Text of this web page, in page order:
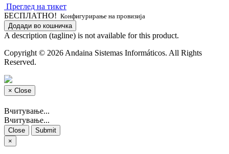
Преглед на тикет
БЕСПЛАТНО! Конфигурирање на провизија
Додади во кошничка
A description (tagline) is not available for this product.
Copyright © 2026 Andaina Sistemas Informáticos. All Rights
Reserved.
× Close
Вчитување...
Вчитување...
Close
Submit
×